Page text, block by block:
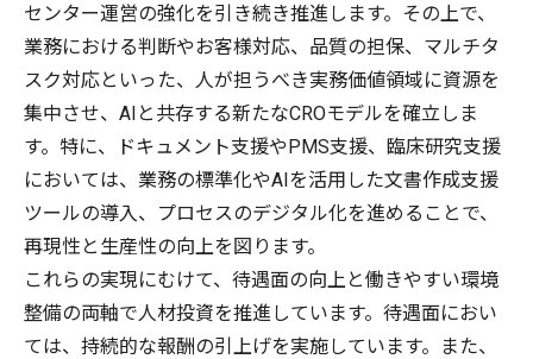
センター運営の強化を引き続き推進します。その上で、
業務における判断やお客様対応、品質の担保、マルチタ
スク対応といった、人が担うべき実務価値領域に資源を
集中させ、AIと共存する新たなCROモデルを確立しま
す。特に、ドキュメント支援やPMS支援、臨床研究支援
においては、業務の標準化やAIを活用した文書作成支援
ツールの導入、プロセスのデジタル化を進めることで、
再現性と生産性の向上を図ります。
これらの実現にむけて、待遇面の向上と働きやすい環境
整備の両軸で人材投資を推進しています。待遇面におい
ては、持続的な報酬の引上げを実施しています。また、